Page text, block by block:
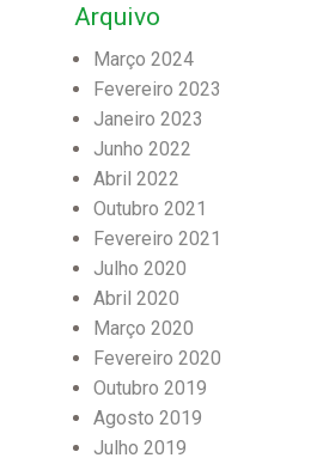
Arquivo
Março 2024
Fevereiro 2023
Janeiro 2023
Junho 2022
Abril 2022
Outubro 2021
Fevereiro 2021
Julho 2020
Abril 2020
Março 2020
Fevereiro 2020
Outubro 2019
Agosto 2019
Julho 2019